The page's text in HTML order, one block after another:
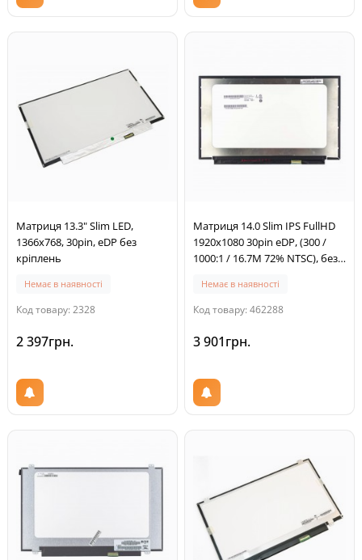
Матриця 13.3" Slim LED,
1366x768, 30pin, eDP без
кріплень
Немає в наявності
Код товару: 2328
2 397грн.
Матриця 14.0 Slim IPS FullHD
1920x1080 30pin eDP, (300 /
1000:1 / 16.7M 72% NTSC), без
Немає в наявності
Код товару: 462288
3 901грн.